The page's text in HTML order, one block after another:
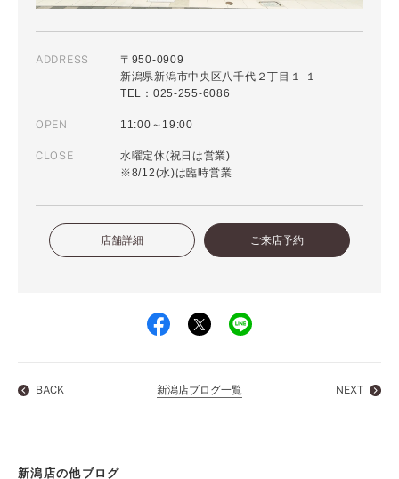
ADDRESS
〒950-0909
新潟県新潟市中央区八千代２丁目１-１
TEL：025-255-6086
OPEN 11:00～19:00
CLOSE
水曜定休(祝日は営業)
※8/12(水)は臨時営業
店舗詳細 ご来店予約
BACK 新潟店ブログ一覧 NEXT
新潟店の他ブログ